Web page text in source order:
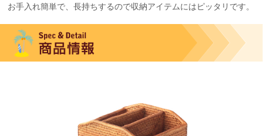
お手入れ簡単で、長持ちするので収納アイテムにはピッタリです。